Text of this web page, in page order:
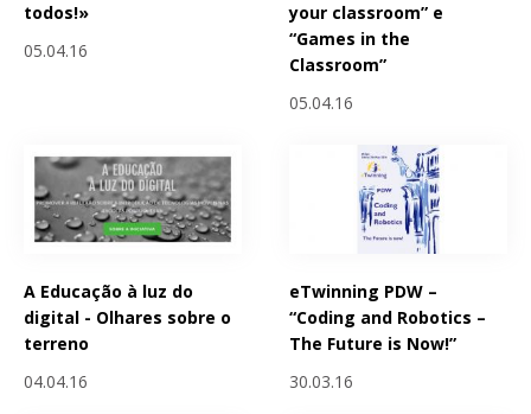
todos!»
05.04.16
your classroom” e
“Games in the
Classroom”
05.04.16
A Educação à luz do
digital - Olhares sobre o
terreno
04.04.16
eTwinning PDW –
“Coding and Robotics –
The Future is Now!”
30.03.16